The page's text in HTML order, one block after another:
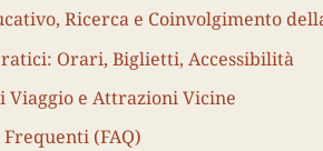
Ricerca e Coinvolgimento
Orari, Biglietti, Accessibilità
Viaggio e Attrazioni Vicine
(FAQ)